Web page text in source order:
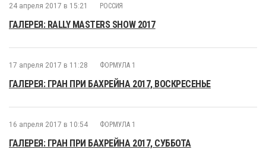
24 апреля 2017 в 15:21 РОССИЯ
ГАЛЕРЕЯ: RALLY MASTERS SHOW 2017
17 апреля 2017 в 11:28 ФОРМУЛА 1
ГАЛЕРЕЯ: ГРАН ПРИ БАХРЕЙНА 2017, ВОСКРЕСЕНЬЕ
16 апреля 2017 в 10:54 ФОРМУЛА 1
ГАЛЕРЕЯ: ГРАН ПРИ БАХРЕЙНА 2017, СУББОТА